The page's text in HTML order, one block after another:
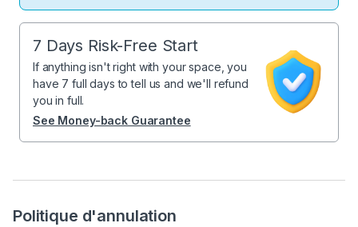
Politique d'annulation
7 Days Risk-Free Start
If anything isn't right with your space, you
have 7 full days to tell us and we'll refund
you in full.
See Money-back Guarantee